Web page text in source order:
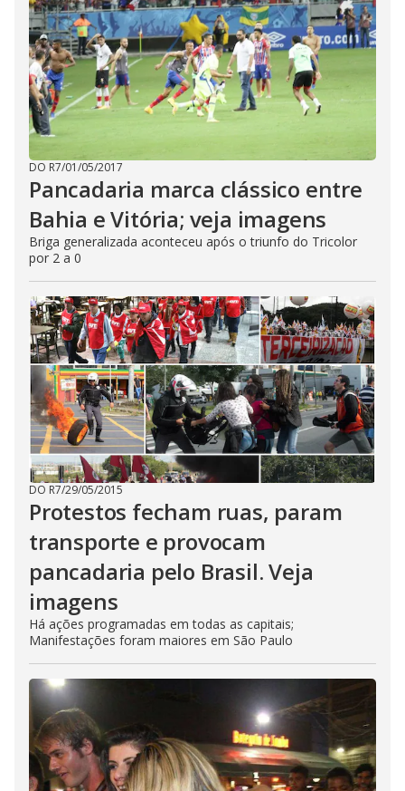
DO R7/01/05/2017
Pancadaria marca clássico entre
Bahia e Vitória; veja imagens
Briga generalizada aconteceu após o triunfo do Tricolor
por 2 a 0
DO R7/29/05/2015
Protestos fecham ruas, param
transporte e provocam
pancadaria pelo Brasil. Veja
imagens
Há ações programadas em todas as capitais;
Manifestações foram maiores em São Paulo